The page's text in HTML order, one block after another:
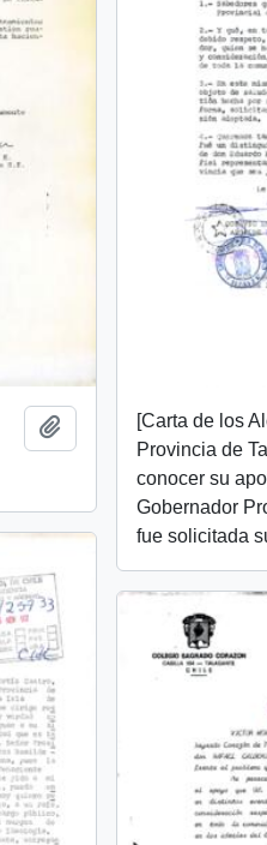
Añadir al portapapeles
[Carta de los
Provincia de
conocer su
Gobernador
fue solicitada